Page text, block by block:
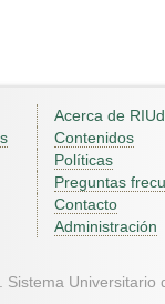
Acerca de
Contenidos
Políticas
Preguntas
Contacto
Administración
Universitario